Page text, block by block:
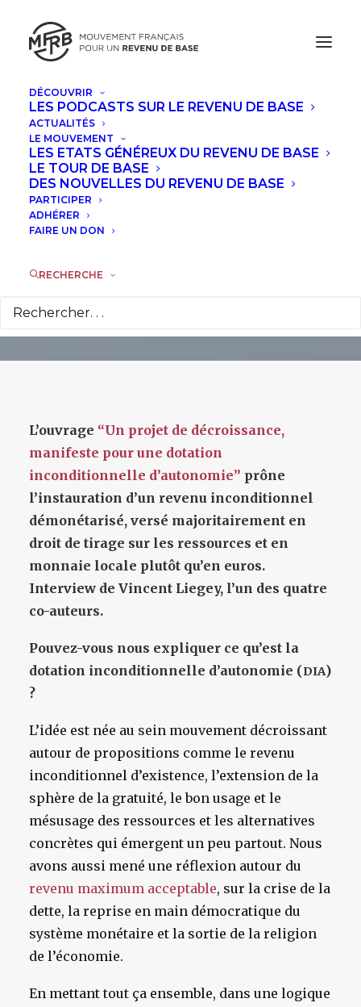
DÉCOUVRIR
LES PODCASTS SUR LE REVENU DE BASE
ACTUALITÉS
LE MOUVEMENT
LES ETATS GÉNÉREUX DU REVENU DE BASE
LE TOUR DE BASE
DES NOUVELLES DU REVENU DE BASE
PARTICIPER
ADHÉRER
FAIRE UN DON
RECHERCHE
Vincent Liegey : "Le
choix se situe entre
décroissance choisie
L’ouvrage “Un projet de décroissance,
manifeste pour une dotation
inconditionnelle d’autonomie” prône
l’instauration d’un revenu inconditionnel
démonétarisé, versé majoritairement en
droit de tirage sur les ressources et en
monnaie locale plutôt qu’en euros.
Interview de Vincent Liegey, l’un des quatre
co-auteurs.
Pouvez-vous nous expliquer ce qu’est la
dotation inconditionnelle d’autonomie (DIA)
?
L’idée est née au sein mouvement décroissant
autour de propositions comme le revenu
inconditionnel d’existence, l’extension de la
sphère de la gratuité, le bon usage et le
mésusage des ressources et les alternatives
concrètes qui émergent un peu partout. Nous
avons aussi mené une réflexion autour du
revenu maximum acceptable, sur la crise de la
dette, la reprise en main démocratique du
système monétaire et la sortie de la religion
de l’économie.
En mettant tout ça ensemble, dans une logique